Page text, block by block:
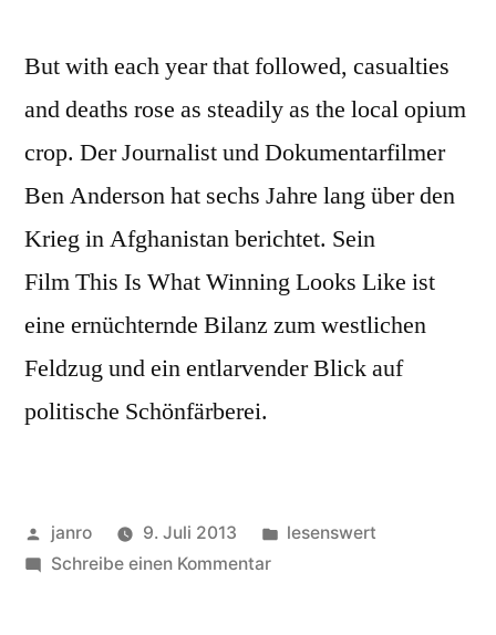
But with each year that followed, casualties
and deaths rose as steadily as the local opium
crop. Der Journalist und Dokumentarfilmer
Ben Anderson hat sechs Jahre lang über den
Krieg in Afghanistan berichtet. Sein
Film This Is What Winning Looks Like ist
eine ernüchternde Bilanz zum westlichen
Feldzug und ein entlarvender Blick auf
politische Schönfärberei.
Veröffentlicht
von
janro 9. Juli 2013
Veröffentlicht
lesenswert
Schreibe einen Kommentarzu